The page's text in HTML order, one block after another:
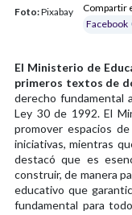
Foto:Pixabay
Compartir
Facebook
El Ministerio de
primeros textos de
derecho fundamental
Ley 30 de 1992. El
promover espacios
iniciativas, mientras
destacó que es
construir, de manera
educativo que
fundamental para